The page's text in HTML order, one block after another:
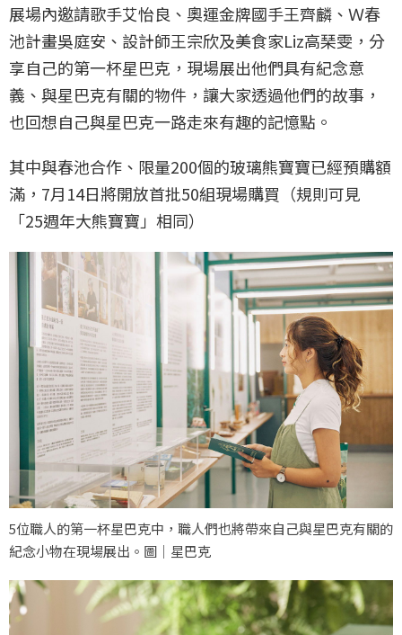
展場內邀請歌手艾怡良、奧運金牌國手王齊麟、Ｗ春
池計畫吳庭安、設計師王宗欣及美食家Liz高琹雯，分
享自己的第一杯星巴克，現場展出他們具有紀念意
義、與星巴克有關的物件，讓大家透過他們的故事，
也回想自己與星巴克一路走來有趣的記憶點。
其中與春池合作、限量200個的玻璃熊寶寶已經預購額
滿，7月14日將開放首批50組現場購買（規則可見
「25週年大熊寶寶」相同）
5位職人的第一杯星巴克中，職人們也將帶來自己與星巴克有關的
紀念小物在現場展出。圖｜星巴克